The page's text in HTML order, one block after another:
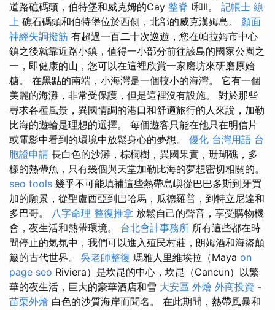
道路礁碼頭，伯特堡和威克姆的Cay 整脊 I和II。 記帳士 線
上 礁石碼頭和伯特堡位於西側，北部的威克漢姆島。 顏面
神經失調撥筋 有超過一百二十次巡遊，您在帕拉姆市中心
鎮之後就靠近路小鎮，值得一小部分前往該島的國家公園之
一，即健康的山，您可以在這裡欣賞一家磨坊來研磨原始​​
糖。 在黑點的南端，小海灣是一個較小的海灣。 它有一個
美麗的海灘，非常受保護，但是這裡沒有設施。 對於那些
尋求各種風景，異國情調的港口和舒適旅行的人來說，加勒
比海的遊輪是理想的選擇。 每個遊客只能在他只在明信片
或電影中看到的環境中放鬆身心的夢想。 優化 台灣用語 台
胞證申請 長白色的沙灘，棕櫚樹，異國果實，珊瑚礁，多
樣的熱帶魚，只有幾個與天堂加勒比海的夢想密切相關的。
seo tools 幾乎不可能填補這些熱帶島嶼從巴巴多斯到牙買
加的願景，從聖盧西亞到巴哈馬，瓜德羅普，到特立尼達和
多巴哥。 八字命理 整復推拿 放鬆自己的聲音，享受購物機
會，夜生活和熱帶環境。 台北會計事務所 所有這些都在時
間停止的氣氛中，我們可以進入殖民村莊，朗姆酒和海盜顛
簸的古代世界。 吳老師整復 瑪雅人里維埃拉（Maya on
page seo Riviera）是坎昆的中心，坎昆（Cancun）以繁
華的夜生活，巨大的豪華酒店和雪 大安區 外燴 外商投資 -
苗栗外燴 白色的沙質海岸而聞名。 在此期間，熱帶風暴和